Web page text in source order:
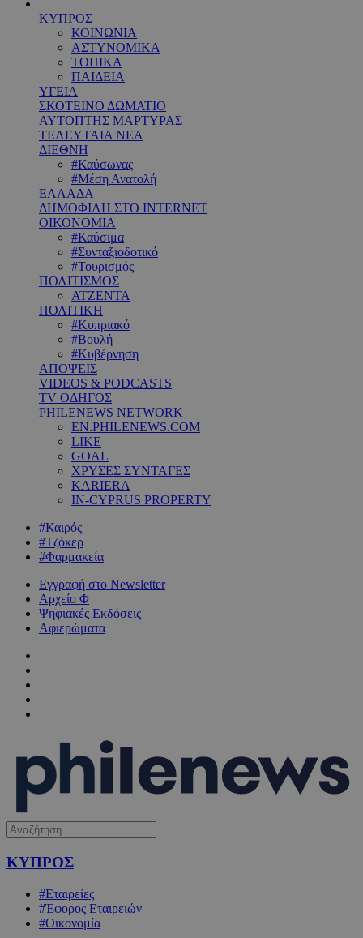
ΚΥΠΡΟΣ
ΚΟΙΝΩΝΙΑ
ΑΣΤΥΝΟΜΙΚΑ
ΤΟΠΙΚΑ
ΠΑΙΔΕΙΑ
ΥΓΕΙΑ
ΣΚΟΤΕΙΝΟ ΔΩΜΑΤΙΟ
ΑΥΤΟΠΤΗΣ ΜΑΡΤΥΡΑΣ
ΤΕΛΕΥΤΑΙΑ ΝΕΑ
ΔΙΕΘΝΗ
#Καύσωνας
#Μέση Ανατολή
ΕΛΛΑΔΑ
ΔΗΜΟΦΙΛΗ ΣΤΟ INTERNET
ΟΙΚΟΝΟΜΙΑ
#Καύσιμα
#Συνταξιοδοτικό
#Τουρισμός
ΠΟΛΙΤΙΣΜΟΣ
ΑΤΖΕΝΤΑ
ΠΟΛΙΤΙΚΗ
#Κυπριακό
#Βουλή
#Κυβέρνηση
ΑΠΟΨΕΙΣ
VIDEOS & PODCASTS
TV ΟΔΗΓΟΣ
PHILENEWS NETWORK
EN.PHILENEWS.COM
LIKE
GOAL
ΧΡΥΣΕΣ ΣΥΝΤΑΓΕΣ
KARIERA
IN-CYPRUS PROPERTY
#Καιρός
#Τζόκερ
#Φαρμακεία
Εγγραφή στο Newsletter
Αρχείο Φ
Ψηφιακές Εκδόσεις
Αφιερώματα
ΚΥΠΡΟΣ
#Εταιρείες
#Έφορος Εταιρειών
#Οικονομία